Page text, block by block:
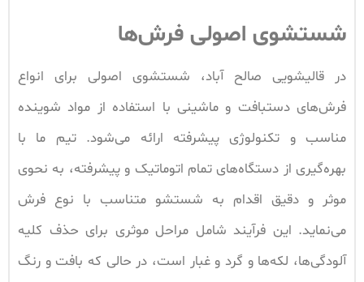
شستشوی اصولی فرش‌ها
در قالیشویی صالح‌ آباد، شستشوی اصولی برای انواع
فرش‌های دستبافت و ماشینی با استفاده از مواد شوینده
مناسب و تکنولوژی پیشرفته ارائه می‌شود. تیم ما با
بهره‌گیری از دستگاه‌های تمام اتوماتیک و پیشرفته، به نحوی
موثر و دقیق اقدام به شستشو متناسب با نوع فرش
می‌نماید. این فرآیند شامل مراحل موثری برای حذف کلیه
آلودگی‌ها، لکه‌ها و گرد و غبار است، در حالی که بافت و رنگ